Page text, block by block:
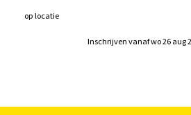
op locatie
Inschrijven vanaf wo 26 aug